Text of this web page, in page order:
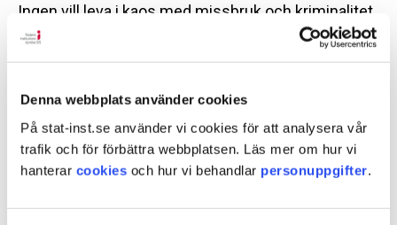
Denna webbplats använder cookies
På stat-inst.se använder vi cookies för att analysera vår
trafik och för förbättra webbplatsen. Läs mer om hur vi
hanterar cookies och hur vi behandlar personuppgifter.
Ingen vill leva i kaos med missbruk och kriminalitet.
Men ibland blir livet tvärt om. I pocketboken delar
ungdomar placerade på SiS ungdomshem med sig
Ungdomarna som bidragit med texter till boken
delar med sig av sin livshistoria med egna ord och
uttryck. I texterna reflekterar de kring varför allt blev